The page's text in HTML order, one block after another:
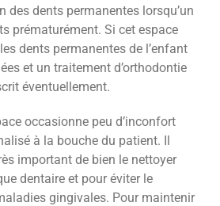
des dents permanentes lorsqu’un
prématurément. Si cet espace
dents permanentes de l’enfant
et un traitement d’orthodontie
éventuellement.
occasionne peu d’inconfort
à la bouche du patient. Il
important de bien le nettoyer
dentaire et pour éviter le
gingivales. Pour maintenir